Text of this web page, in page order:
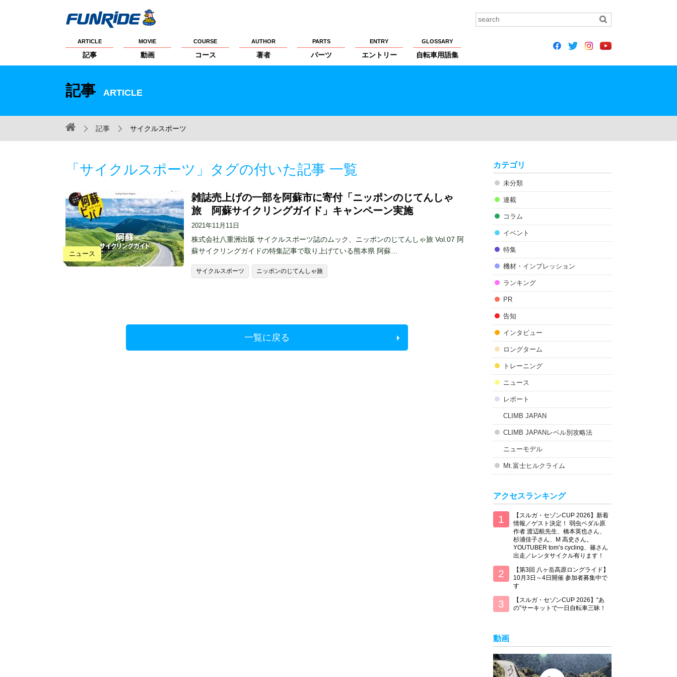
ARTICLE
記事
MOVIE
動画
COURSE
コース
AUTHOR
著者
PARTS
パーツ
ENTRY
エントリー
GLOSSARY
自転車用語集
記事 ARTICLE
記事 サイクルスポーツ
「サイクルスポーツ」タグの付いた記事 一覧
ニュース
雑誌売上げの一部を阿蘇市に寄付「ニッポンのじてんしゃ
旅 阿蘇サイクリングガイド」キャンペーン実施
2021年11月11日
株式会社八重洲出版 サイクルスポーツ誌のムック、ニッポンのじてんしゃ旅 Vol.07 阿
蘇サイクリングガイドの特集記事で取り上げている熊本県 阿蘇…
サイクルスポーツ ニッポンのじてんしゃ旅
一覧に戻る
カテゴリ
未分類
連載
コラム
イベント
特集
機材・インプレッション
ランキング
PR
告知
インタビュー
ロングターム
トレーニング
ニュース
レポート
CLIMB JAPAN
CLIMB JAPANレベル別攻略法
ニューモデル
Mt.富士ヒルクライム
アクセスランキング
【スルガ・セゾンCUP 2026】新着
情報／ゲスト決定！ 弱虫ペダル原
作者 渡辺航先生、橋本英也さん、
杉浦佳子さん、M 高史さん。
YOUTUBER tom’s cycling、篠さん
出走／レンタサイクル有ります！
【第3回 八ヶ岳高原ロングライド】
10月3日～4日開催 参加者募集中で
す
【スルガ・セゾンCUP 2026】“あ
の”サーキットで一日自転車三昧！
動画